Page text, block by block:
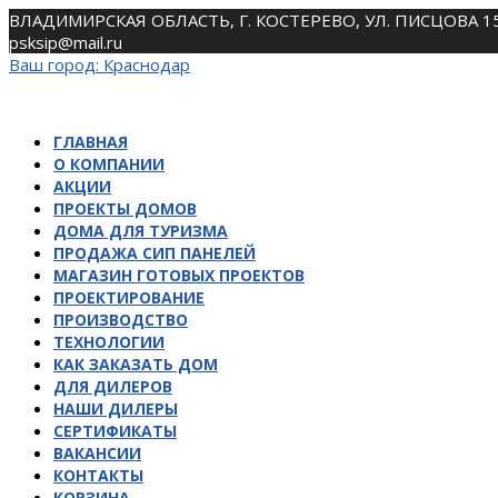
Skip
to
content
ВЛАДИМИРСКАЯ ОБЛАСТЬ, Г. КОСТЕРЕВО, УЛ. ПИСЦОВА
psksip@mail.ru
Ваш город: Краснодар
ГЛАВНАЯ
О КОМПАНИИ
АКЦИИ
ПРОЕКТЫ ДОМОВ
ДОМА ДЛЯ ТУРИЗМА
ПРОДАЖА СИП ПАНЕЛЕЙ
МАГАЗИН ГОТОВЫХ ПРОЕКТОВ
ПРОЕКТИРОВАНИЕ
ПРОИЗВОДСТВО
ТЕХНОЛОГИИ
КАК ЗАКАЗАТЬ ДОМ
ДЛЯ ДИЛЕРОВ
НАШИ ДИЛЕРЫ
СЕРТИФИКАТЫ
ВАКАНСИИ
КОНТАКТЫ